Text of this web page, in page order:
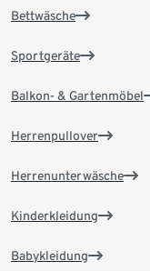
Bettwäsche
Sportgeräte
Balkon- & Gartenmöbel
Herrenpullover
Herrenunterwäsche
Kinderkleidung
Babykleidung